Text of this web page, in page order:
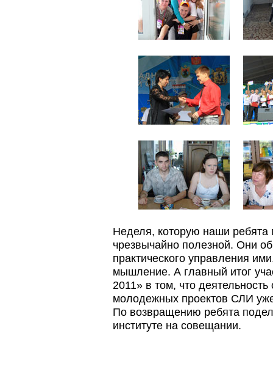
Неделя, которую наши
чрезвычайно полезной. Они
практического управления
мышление. А главный итог
2011» в том, что
молодежных проектов СЛИ
По возвращению ребята
институте на совещании.